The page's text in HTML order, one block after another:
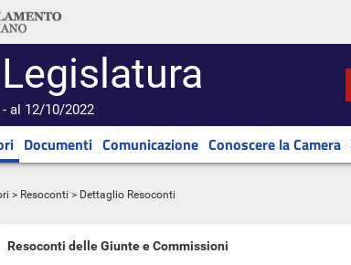
al 12/10/2022
Documenti Comunicazione Conoscere la Camera
> Resoconti > Dettaglio Resoconti
Resoconti delle Giunte e Commissioni